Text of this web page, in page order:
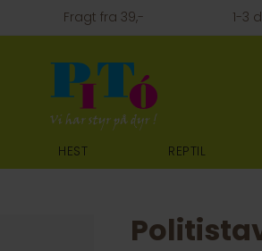
Fragt fra 39,- 1-3
HEST REPTIL